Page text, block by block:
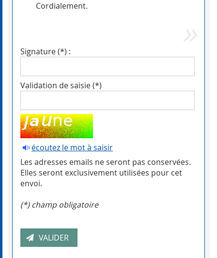
Cordialement.
Signature (*) :
Validation de saisie (*)
écoutez le mot à saisir
Les adresses emails ne seront pas conservées.
Elles seront exclusivement utilisées pour cet
envoi.
(*) champ obligatoire